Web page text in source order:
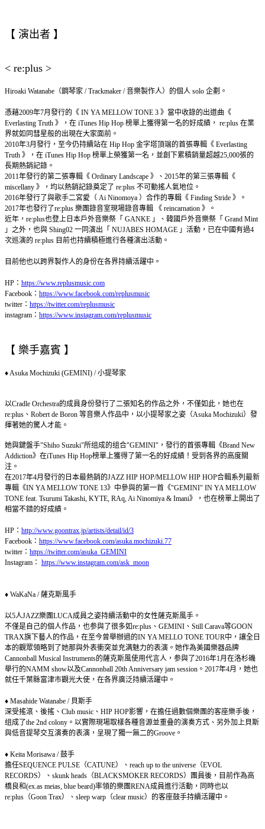
【 演出者 】
< re:plus >
Hiroaki Watanabe（鋼琴家 / Trackmaker / 音樂製作人）的個人 solo 企劃。
憑藉2009年7月發行的《 IN YA MELLOW TONE 3 》當中收錄的出道曲《
Everlasting Truth 》，在 iTunes Hip Hop 榜單上獲得第一名的好成績， re:plus 在業
界就如同彗星般的出現在大家面前。
2010年3月發行，至今仍持續站在 Hip Hop 金字塔頂端的首張專輯《 Everlasting
Truth 》，在 iTunes Hip Hop 榜單上榮獲第一名，並創下累積銷量超越25,000張的
長期熱銷記錄。
2011年發行的第二張專輯《 Ordinary Landscape 》、2015年的第三張專輯《
miscellany 》，均以熱銷記錄奠定了 re:plus 不可動搖人氣地位。
2016年發行了與歌手二宮愛（ Ai Ninomoya ）合作的專輯《 Finding Stride 》。
2017年也發行了re:plus 樂團錄音室現場錄音專輯 《 reincarnation 》。
近年，re:plus也登上日本戶外音樂祭「 GANKE 」、韓國戶外音樂祭「 Grand Mint
」之外，也與 Shing02 一同演出「 NUJABES HOMAGE 」活動，已在中國有過4
次巡演的 re:plus 目前也持續積極進行各種演出活動。
目前他也以跨界製作人的身份在各界持續活躍中。
HP： https://www.replusmusic.com
Facebook： https://www.facebook.com/replusmusic
twitter： https://twitter.com/replusmusic
instagram： https://www.instagram.com/replusmusic
【 樂手嘉賓 】
♦ Asuka Mochizuki (GEMINI) / 小提琴家
以Cradle Orchestra的成員身份發行了二張知名的作品之外，不僅如此，她也在
re:plus、Robert de Boron 等音樂人作品中，以小提琴家之姿（Asuka Mochizuki）發
揮著她的驚人才能。
她與鍵盤手"Shiho Suzuki"所组成的组合"GEMINI"，發行的首張專輯《Brand New
Addiction》在iTunes Hip Hop榜單上獲得了第一名的好成績！受到各界的高度關
注。
在2017年4月發行的日本最熱銷的JAZZ HIP HOP/MELLOW HIP HOP合輯系列最新
專輯《IN YA MELLOW TONE 13》中參與的第一首《"GEMINI" IN YA MELLOW
TONE feat. Tsurumi Takashi, KYTE, RAq, Ai Ninomiya & Imani》，也在榜單上開出了
相當不錯的好成績。
HP： http://www.goontrax.jp/artists/detail/id/3
Facebook： https://www.facebook.com/asuka.mochizuki.77
twitter： https://twitter.com/asuka_GEMINI
Instagram： https://www.instagram.com/ask_moon
♦ WaKaNa / 薩克斯風手
以5人JAZZ樂團LUCA成員之姿持續活動中的女性薩克斯風手。
不僅是自己的個人作品，也参與了很多如re:plus、GEMINI、Still Carava等GOON
TRAX旗下藝人的作品，在至今曾舉辦過的IN YA MELLO TONE TOUR中，讓全日
本的觀眾領略到了她那與外表衝突並充满魅力的表演。她作為美國樂器品牌
Cannonball Musical Instruments的薩克斯風使用代言人，参與了2016年1月在洛杉磯
舉行的NAMM show以及Cannonball 20th Anniversary jam session。2017年4月，她也
就任千葉縣富津市觀光大使，在各界廣泛持續活躍中。
♦ Masahide Watanabe / 貝斯手
深受搖滾、後搖、Club music、HIP HOP影響，在擔任過數個樂團的客座樂手後，
组成了the 2nd colony。以實際現場取樣各種音源並重叠的演奏方式、另外加上貝斯
與低音提琴交互演奏的表演，呈現了獨一無二的Groove。
♦ Keita Morisawa / 鼓手
擔任SEQUENCE PULSE（CATUNE）、reach up to the universe（EVOL
RECORDS）、skunk heads（BLACKSMOKER RECORDS）團員後，目前作為高
橋良和(ex.as meias, blue beard)率領的樂團RENA成員進行活動，同時也以
re:plus（Goon Trax）、sleep warp（clear music）的客座鼓手持續活躍中。